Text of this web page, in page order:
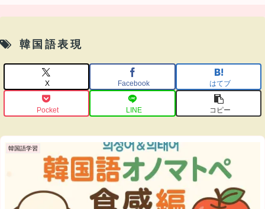
韓国語表現
X Facebook はてブ
Pocket LINE コピー
韓国語学習